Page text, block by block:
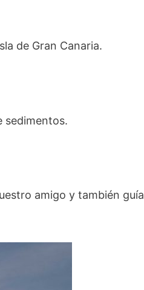
de Gran Canaria.
sedimentos.
amigo y también guía